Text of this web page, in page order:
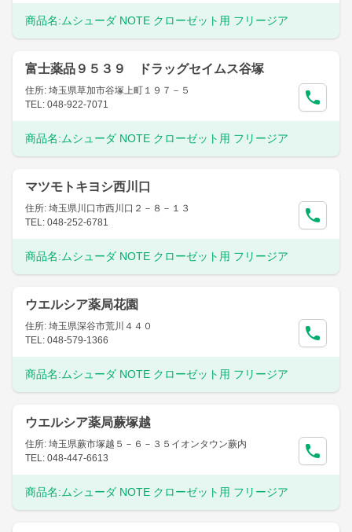
商品名: ムシューダ NOTE クローゼット用 フリージア
富士薬品９５３９ ドラッグセイムス谷塚
住所: 埼玉県草加市谷塚上町１９７－５
TEL: 048-922-7071
商品名: ムシューダ NOTE クローゼット用 フリージア
マツモトキヨシ西川口
住所: 埼玉県川口市西川口２－８－１３
TEL: 048-252-6781
商品名: ムシューダ NOTE クローゼット用 フリージア
ウエルシア薬局花園
住所: 埼玉県深谷市荒川４４０
TEL: 048-579-1366
商品名: ムシューダ NOTE クローゼット用 フリージア
ウエルシア薬局蕨塚越
住所: 埼玉県蕨市塚越５－６－３５イオンタウン蕨内
TEL: 048-447-6613
商品名: ムシューダ NOTE クローゼット用 フリージア